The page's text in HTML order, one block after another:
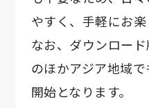
やすく、手軽にお楽
なお、ダウンロー
のほかアジア地域
開始となります。